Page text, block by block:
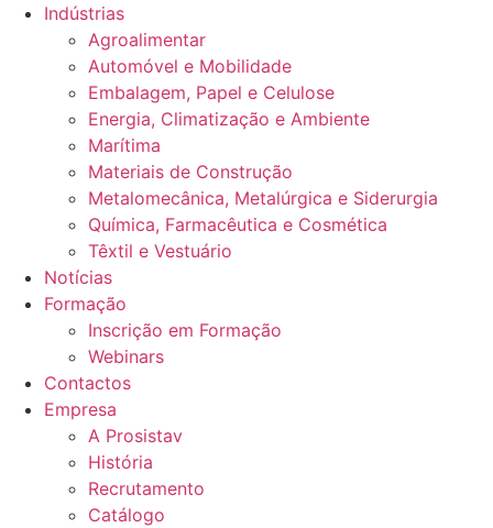
Indústrias
Agroalimentar
Automóvel e Mobilidade
Embalagem, Papel e Celulose
Energia, Climatização e Ambiente
Marítima
Materiais de Construção
Metalomecânica, Metalúrgica e Siderurgia
Química, Farmacêutica e Cosmética
Têxtil e Vestuário
Notícias
Formação
Inscrição em Formação
Webinars
Contactos
Empresa
A Prosistav
História
Recrutamento
Catálogo